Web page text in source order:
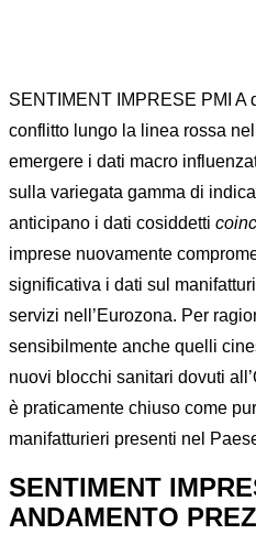
SENTIMENT IMPRESE PMI A
conflitto lungo la linea rossa
emergere i dati macro
sulla variegata gamma di
anticipano i dati cosiddetti
imprese nuovamente
significativa i dati sul
servizi nell’Eurozona. Per
sensibilmente anche quelli
nuovi blocchi sanitari dovuti
è praticamente chiuso come
manifatturieri presenti nel
SENTIMENT
ANDAMENTO